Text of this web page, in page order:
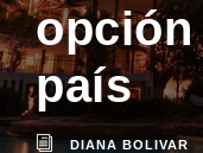
opción
país
DIANA BOLIVAR